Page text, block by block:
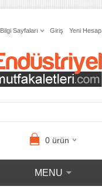
Bilgi Sayfaları Giriş Yeni Hesap
0ürün
MENU